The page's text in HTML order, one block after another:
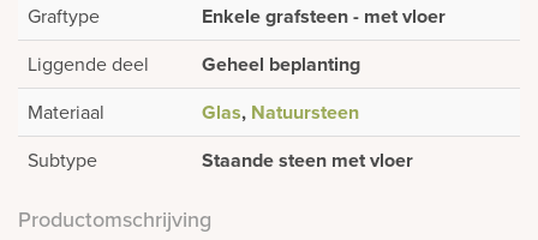
Graftype Enkele grafsteen - met vloer
Liggende deel Geheel beplanting
Materiaal Glas, Natuursteen
Subtype Staande steen met vloer
Productomschrijving